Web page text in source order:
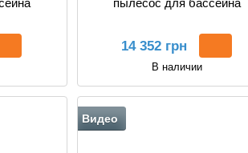
14 352 грн
В наличии
Видео